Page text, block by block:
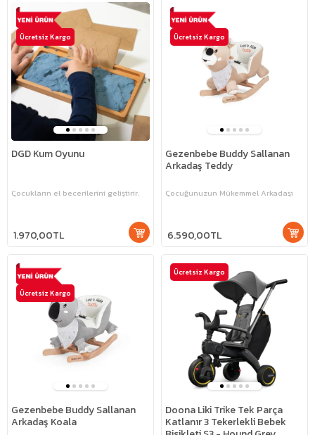
DGD Kum Oyunu
Çocukların el becerilerini geliştirir.
1.970,00TL
Ücretsiz Kargo
Gezenbebe Buddy Sallanan
Arkadaş Teddy
Çocuğunuzun Mükemmel Arkadaşı
6.590,00TL
Ücretsiz Kargo
Gezenbebe Buddy Sallanan
Arkadaş Koala
Ücretsiz Kargo
Doona Liki Trike Tek Parça
Katlanır 3 Tekerlekli Bebek
Ücretsiz Kargo